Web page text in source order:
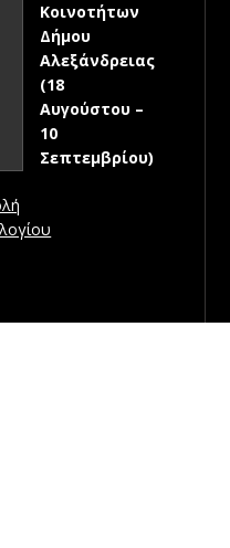
Κοινοτήτων
Δήμου
Αλεξάνδρειας
(18
Αυγούστου –
10
Σεπτεμβρίου)